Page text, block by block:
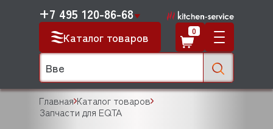
Каталог товаров
+7 495 120-86-68
0
Главная Каталог товаров
Запчасти для EQTA